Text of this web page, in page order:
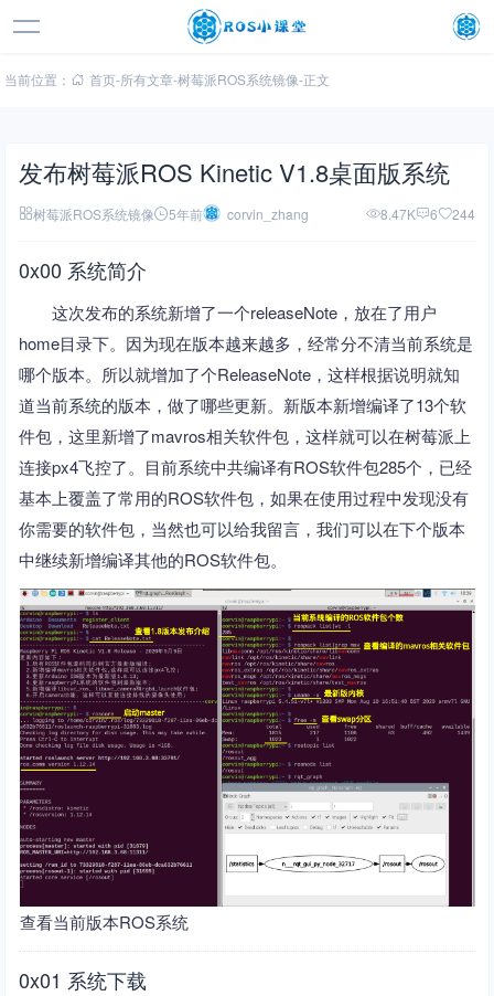
当前位置： 首页-所有文章-树莓派ROS系统镜像-正文
发布树莓派ROS Kinetic V1.8桌面版系统
树莓派ROS系统镜像 5年前 corvin_zhang 8.47K 6 244
0x00 系统简介
这次发布的系统新增了一个releaseNote，放在了用户
home目录下。因为现在版本越来越多，经常分不清当前系统是
哪个版本。所以就增加了个ReleaseNote，这样根据说明就知
道当前系统的版本，做了哪些更新。新版本新增编译了13个软
件包，这里新增了mavros相关软件包，这样就可以在树莓派上
连接px4飞控了。目前系统中共编译有ROS软件包285个，已经
基本上覆盖了常用的ROS软件包，如果在使用过程中发现没有
你需要的软件包，当然也可以给我留言，我们可以在下个版本
中继续新增编译其他的ROS软件包。
查看当前版本ROS系统
0x01 系统下载